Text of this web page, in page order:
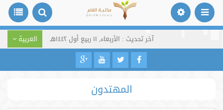
آخر تحديث : الأربعاء, ١١ ربيع أول ١٤٤٢هـ العربية
المهتدون